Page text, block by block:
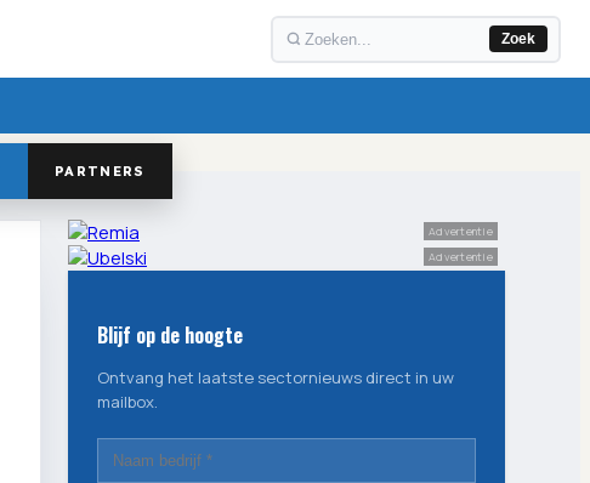
Zoek
PARTNERS
Advertentie
Advertentie
Blijf op de hoogte
Ontvang het laatste sectornieuws direct in uw
mailbox.